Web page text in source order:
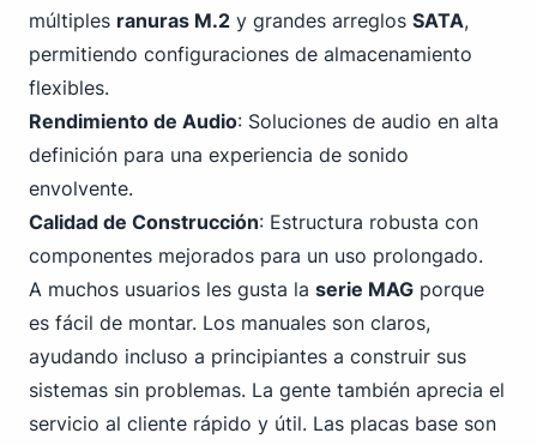
múltiples ranuras M.2 y grandes arreglos SATA,
permitiendo configuraciones de almacenamiento
flexibles.
Rendimiento de Audio: Soluciones de audio en alta
definición para una experiencia de sonido
envolvente.
Calidad de Construcción: Estructura robusta con
componentes mejorados para un uso prolongado.
A muchos usuarios les gusta la serie MAG porque
es fácil de montar. Los manuales son claros,
ayudando incluso a principiantes a construir sus
sistemas sin problemas. La gente también aprecia el
servicio al cliente rápido y útil. Las placas base son